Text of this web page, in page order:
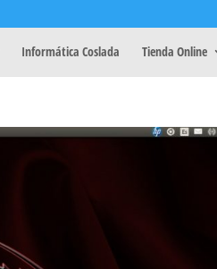
Informática Coslada Tienda Online